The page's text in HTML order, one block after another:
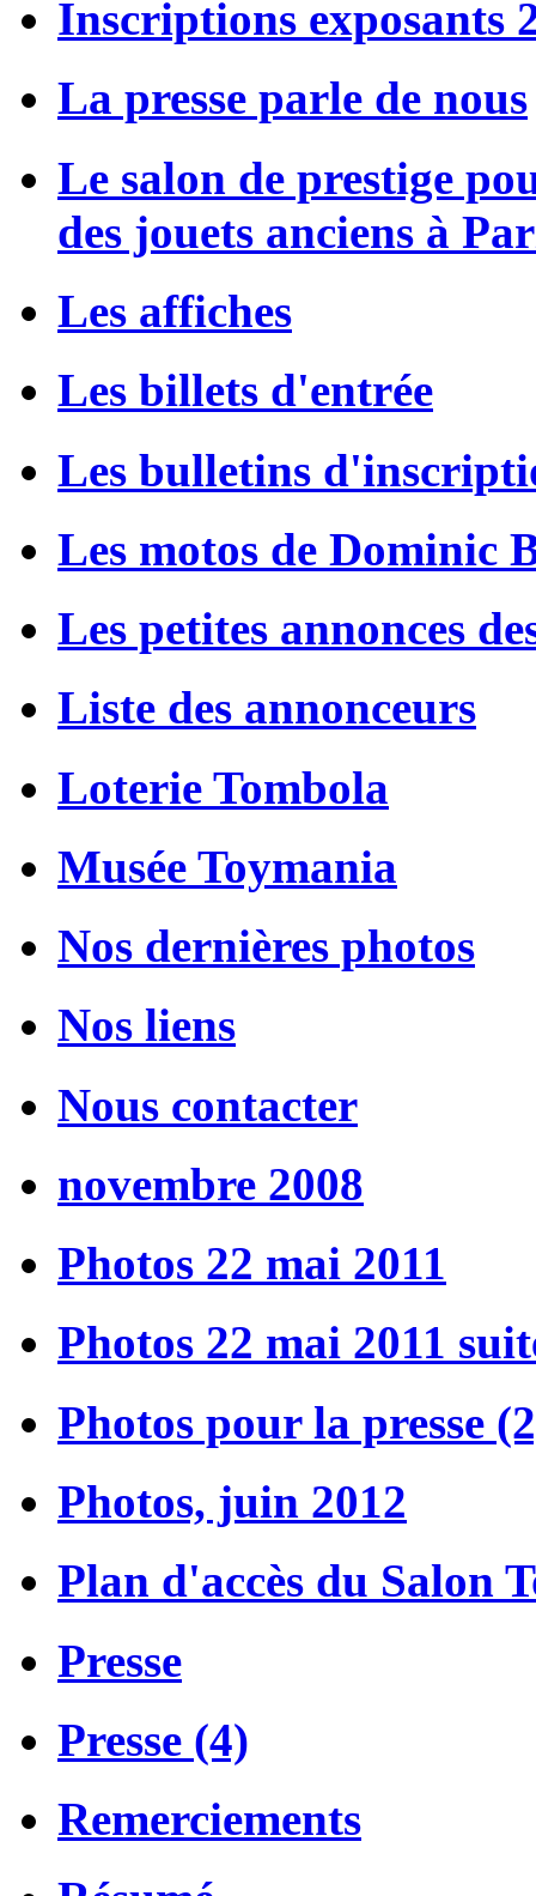
Inscriptions exposants
La presse parle de nous
Le salon de prestige
des jouets anciens à
Les affiches
Les billets d'entrée
Les bulletins
Les motos de Dominic
Les petites annonces
Liste des annonceurs
Loterie Tombola
Musée Toymania
Nos dernières photos
Nos liens
Nous contacter
novembre 2008
Photos 22 mai 2011
Photos 22 mai 2011
Photos pour la presse
Photos, juin 2012
Plan d'accès du Salon
Presse
Presse (4)
Remerciements